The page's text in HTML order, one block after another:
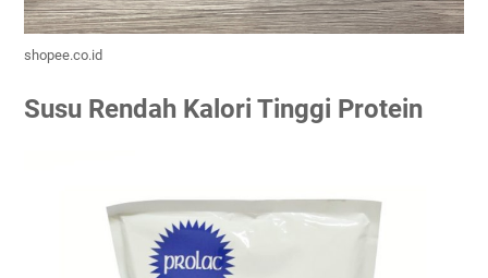
shopee.co.id
Susu Rendah Kalori Tinggi Protein